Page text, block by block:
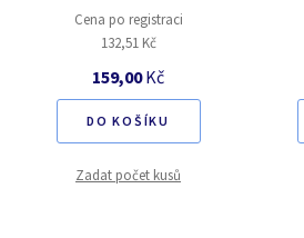
Cena po registraci
132,51 Kč
159,00Kč
DO KOŠÍKU
Zadat počet kusů